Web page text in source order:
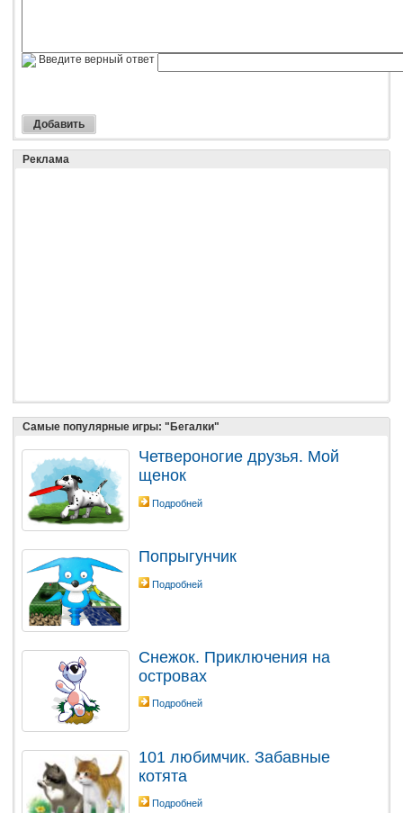
Введите верный ответ
Реклама
Самые популярные игры: "Бегалки"
Четвероногие друзья. Мой
щенок
Подробней
Попрыгунчик
Подробней
Снежок. Приключения на
островах
Подробней
101 любимчик. Забавные
котята
Подробней